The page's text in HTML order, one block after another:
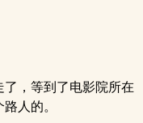
，等到了电影院所在
人的。